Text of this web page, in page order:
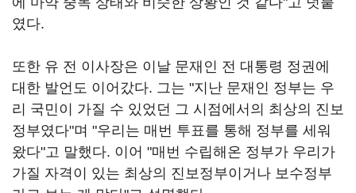
였다.
또한 유 전 이사장은 이날 문재인 전 대통령 정권에
대한 발언도 이어갔다. 그는 "지난 문재인 정부는 우
리 국민이 가질 수 있었던 그 시점에서의 최상의 진보
정부였다"며 "우리는 매번 투표를 통해 정부를 세워
왔다"고 말했다. 이어 "매번 수립해온 정부가 우리가
가질 자격이 있는 최상의 진보정부이거나 보수정부